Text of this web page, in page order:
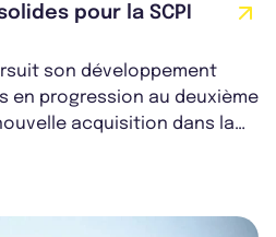
pour la SCPI
son développement
en progression au deuxième
acquisition dans la
hausse de...